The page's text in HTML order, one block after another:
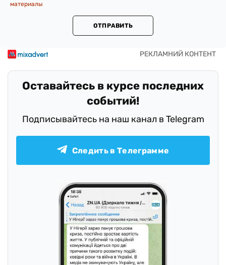
материалы
ОТПРАВИТЬ
Оставайтесь в курсе последних
событий!
Подписывайтесь на наш канал в Telegram
Следить в Телеграмме